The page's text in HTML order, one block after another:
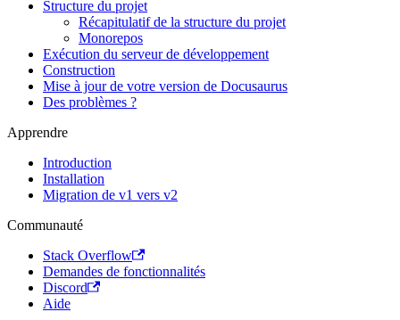
Structure du projet
Récapitulatif de la structure du projet
Monorepos
Exécution du serveur de développement
Construction
Mise à jour de votre version de Docusaurus
Des problèmes ?
Apprendre
Introduction
Installation
Migration de v1 vers v2
Communauté
Stack Overflow
Demandes de fonctionnalités
Discord
Aide